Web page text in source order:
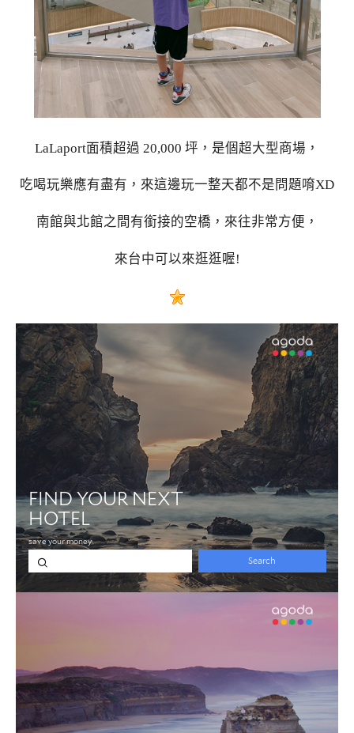
LaLaport面積超過 20,000 坪，是個超大型商場，
吃喝玩樂應有盡有，來這邊玩一整天都不是問題唷XD
南館與北館之間有銜接的空橋，來往非常方便，
來台中可以來逛逛喔!